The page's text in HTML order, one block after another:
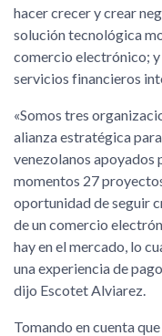
hacer crecer y crear
solución tecnológica
comercio electrónico; y
servicios financieros
«Somos tres
alianza estratégica
venezolanos apoyados
momentos 27
oportunidad de seguir
de un comercio
hay en el mercado, lo
una experiencia de
dijo Escotet Alviarez.
Tomando en cuenta